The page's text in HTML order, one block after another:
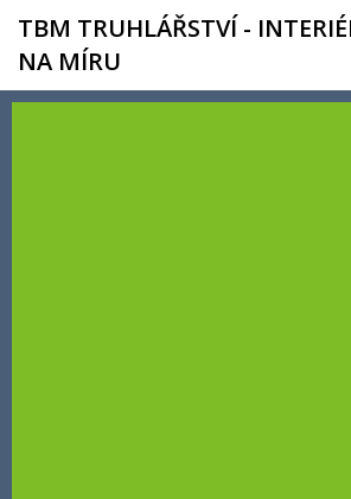
TBM TRUHLÁŘSTVÍ -
NA MÍRU